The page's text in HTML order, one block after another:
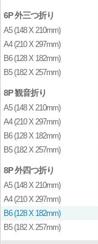
6P 外三つ折り
A5 (148 X 210mm)
A4 (210 X 297mm)
B6 (128 X 182mm)
B5 (182 X 257mm)
8P 観音折り
A5 (148 X 210mm)
A4 (210 X 297mm)
B6 (128 X 182mm)
B5 (182 X 257mm)
8P 外四つ折り
A5 (148 X 210mm)
A4 (210 X 297mm)
B6 (128 X 182mm)
B5 (182 X 257mm)